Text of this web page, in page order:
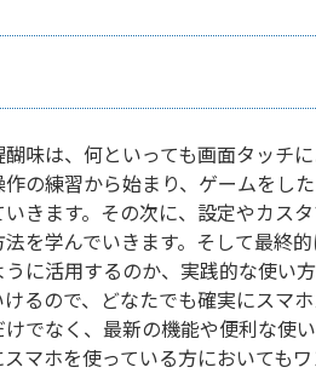
味は、何といっても画面タッチ
の練習から始まり、ゲームをし
きます。その次に、設定やカス
を学んでいきます。そして最終
に活用するのか、実践的な使い
けるので、どなたでも確実にスマ
でなく、最新の機能や便利な使
マホを使っている方においても